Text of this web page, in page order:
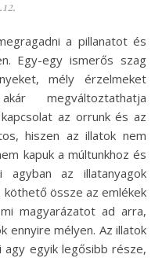
Egy-egy ismerős szag
mély érzelmeket
megváltoztathatja
az orrunk és az
hiszen az illatok nem
kapuk a múltunkhoz és
agyban az illatanyagok
össze az emlékek
magyarázatot ad arra,
ennyire mélyen. Az illatok
agy egyik legősibb része,